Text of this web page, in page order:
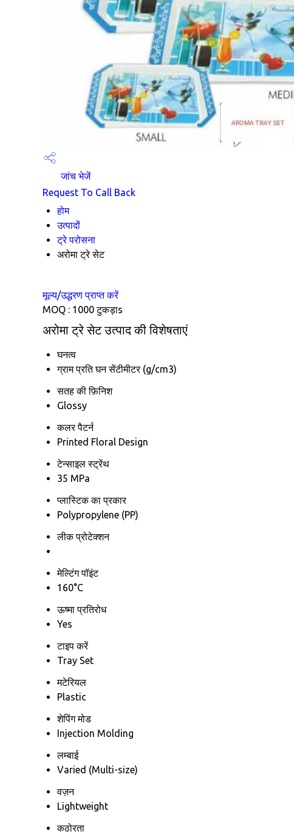
जांच भेजें
Request To Call Back
होम
उत्पादों
ट्रे परोसना
अरोमा ट्रे सेट
मूल्य/उद्धरण प्राप्त करें
MOQ : 1000 टुकड़ाs
अरोमा ट्रे सेट उत्पाद की विशेषताएं
घनत्व
ग्राम प्रति घन सेंटीमीटर (g/cm3)
सतह की फ़िनिश
Glossy
कलर पैटर्न
Printed Floral Design
टेन्साइल स्ट्रेंथ
35 MPa
प्लास्टिक का प्रकार
Polypropylene (PP)
लीक प्रोटेक्शन
मेल्टिंग पॉइंट
160°C
ऊष्मा प्रतिरोध
Yes
टाइप करें
Tray Set
मटेरियल
Plastic
शेपिंग मोड
Injection Molding
लम्बाई
Varied (Multi-size)
वज़न
Lightweight
कठोरता